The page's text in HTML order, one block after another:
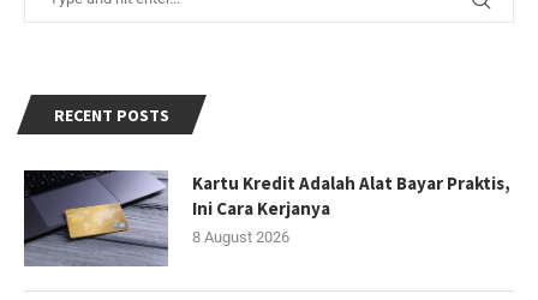
RECENT POSTS
Kartu Kredit Adalah Alat Bayar Praktis,
Ini Cara Kerjanya
8 August 2026